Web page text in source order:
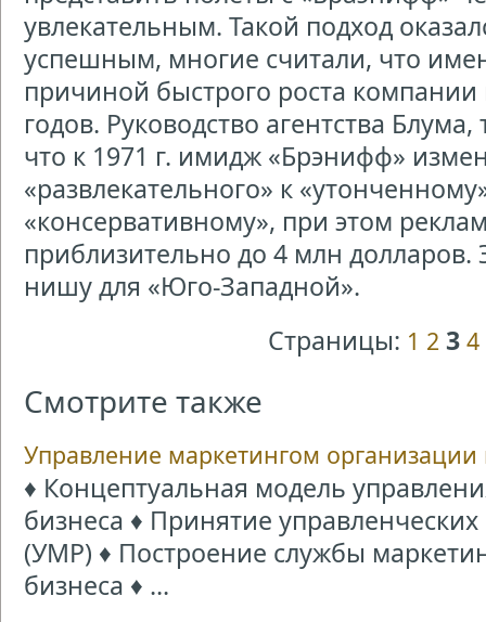
увлекательным. Такой подход
успешным, многие считали, что
причиной быстрого роста
годов. Руководство агентства
что к 1971 г. имидж «Брэнифф»
«развлекательного» к
«консервативному», при этом
приблизительно до 4 млн долларов.
нишу для «Юго-Западной».
Страницы: 1 2 3 4
Смотрите также
Управление маркетингом организации
♦ Концептуальная модель
бизнеса ♦ Принятие
(УМР) ♦ Построение службы
бизнеса ♦ ...